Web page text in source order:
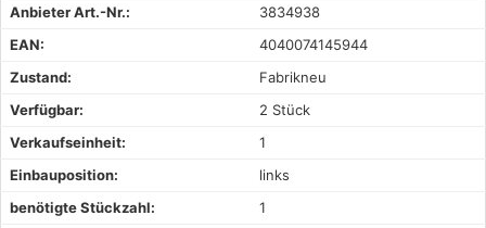
Anbieter Art.-Nr.:
3834938
EAN:
4040074145944
Zustand:
Fabrikneu
Verfügbar:
2 Stück
Verkaufseinheit:
1
Einbauposition:
links
benötigte Stückzahl:
1